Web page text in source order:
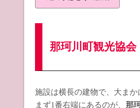
那珂川町観光協会
施設は横長の建物で、大まか
まず1番右端にあるのが、 那